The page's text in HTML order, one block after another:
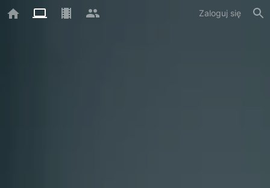
Zaloguj się